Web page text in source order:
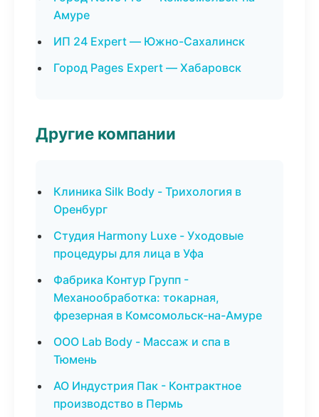
Амуре
ИП 24 Expert — Южно-Сахалинск
Город Pages Expert — Хабаровск
Другие компании
Клиника Silk Body - Трихология в
Оренбург
Студия Harmony Luxe - Уходовые
процедуры для лица в Уфа
Фабрика Контур Групп -
Механообработка: токарная,
фрезерная в Комсомольск-на-Амуре
ООО Lab Body - Массаж и спа в
Тюмень
АО Индустрия Пак - Контрактное
производство в Пермь